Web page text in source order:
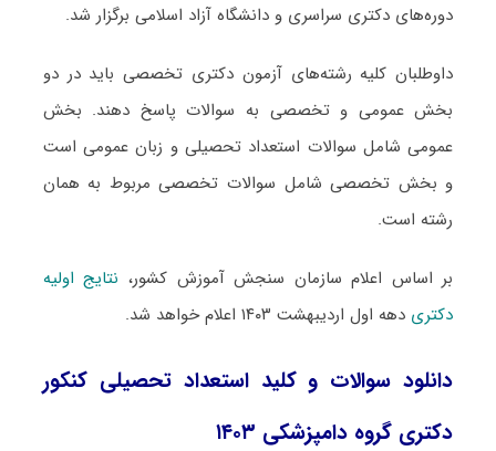
دوره‌های دکتری سراسری و دانشگاه آزاد اسلامی برگزار شد.
داوطلبان کلیه رشته‌های آزمون دکتری تخصصی باید در دو
بخش عمومی و تخصصی به سوالات پاسخ دهند. بخش
عمومی شامل سوالات استعداد تحصیلی و زبان عمومی است
و بخش تخصصی شامل سوالات تخصصی مربوط به همان
رشته است.
بر اساس اعلام سازمان سنجش آموزش کشور، نتایج اولیه
دکتری دهه اول اردیبهشت ۱۴۰۳ اعلام خواهد شد.
دانلود سوالات و کلید استعداد تحصیلی کنکور
دکتری گروه دامپزشکی ۱۴۰۳